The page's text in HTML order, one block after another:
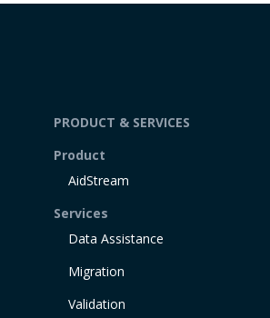
PRODUCT & SERVICES
Product
AidStream
Services
Data Assistance
Migration
Validation